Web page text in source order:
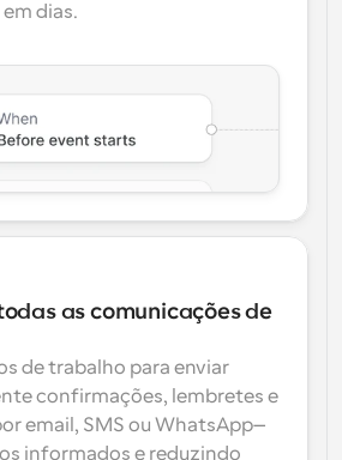
dias.
as comunicações de
de trabalho para enviar
confirmações, lembretes e
email, SMS ou WhatsApp—
informados e reduzindo